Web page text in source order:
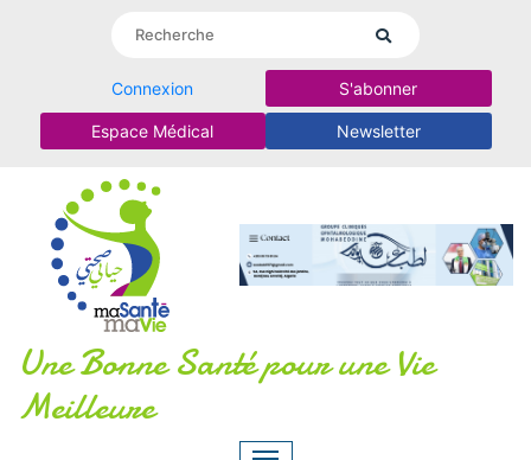
Connexion S'abonner
Espace Médical Newsletter
Une Bonne Santé pour une Vie
Meilleure